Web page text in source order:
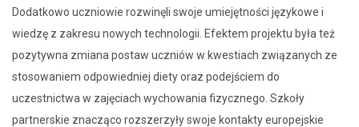
Dodatkowo uczniowie rozwinęli swoje umiejętności językowe i
wiedzę z zakresu nowych technologii. Efektem projektu była też
pozytywna zmiana postaw uczniów w kwestiach związanych ze
stosowaniem odpowiedniej diety oraz podejściem do
uczestnictwa w zajęciach wychowania fizycznego. Szkoły
partnerskie znacząco rozszerzyły swoje kontakty europejskie